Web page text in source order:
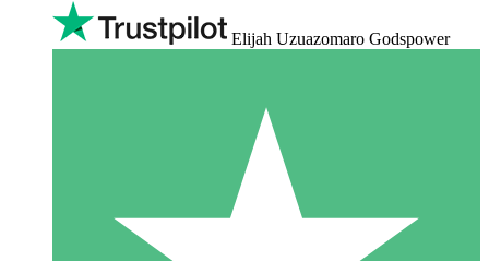
Elijah Uzuazomaro Godspower